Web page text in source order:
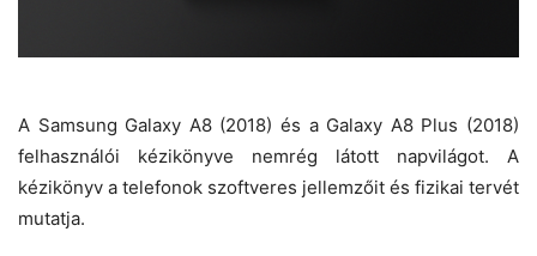
A Samsung Galaxy A8 (2018) és a Galaxy A8 Plus (2018)
felhasználói kézikönyve nemrég látott napvilágot. A
kézikönyv a telefonok szoftveres jellemzőit és fizikai tervét
mutatja.